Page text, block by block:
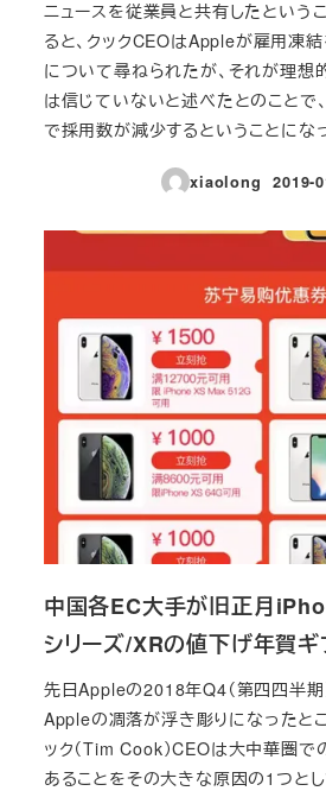
ニュースを従業員と共有したという
ると、クックCEOはAppleが雇用凍
について尋ねられたが、それが理想
は信じていないと述べたとのことで
で採用数が減少するということにな
xiaolong
投稿日
2019-
中国各EC大手が旧正月
シリーズ/XRの値下げ年賀
先日Appleの2018年Q4（第四四半期
Appleの凋落が浮き彫りになったとこ
ック（Tim Cook）CEOは大中華圏
あることをその大きな原因の1つと